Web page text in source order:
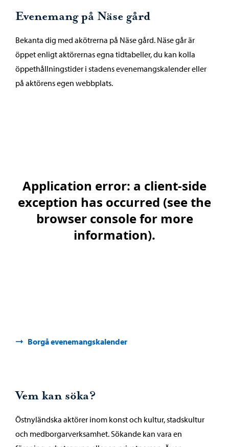
Evenemang på Näse gård
Bekanta dig med akötrerna på Näse gård. Näse går är
öppet enligt aktörernas egna tidtabeller, du kan kolla
öppethållningstider i stadens evenemangskalender eller
på aktörens egen webbplats.
Borgå evenemangskalender
Vem kan söka?
Östnyländska aktörer inom konst och kultur, stadskultur
och medborgarverksamhet. Sökande kan vara en